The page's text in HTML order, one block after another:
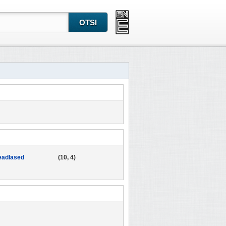
(10, 4)